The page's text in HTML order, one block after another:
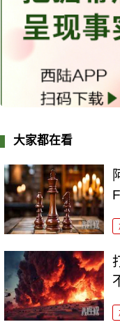
大家都在看